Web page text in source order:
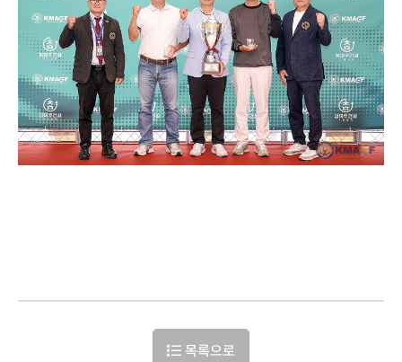
목록으로